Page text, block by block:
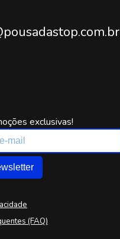
exclusivas!
(FAQ)